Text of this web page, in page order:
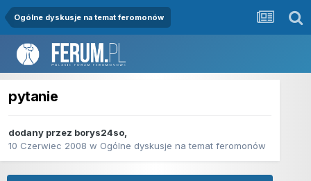
Ogólne dyskusje na temat feromonów
pytanie
dodany przez borys24so,
10 Czerwiec 2008 w Ogólne dyskusje na temat feromonów